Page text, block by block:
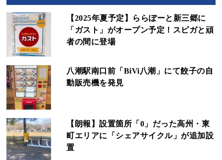
【2025年夏予定】ららぽーと新三郷に
「ガスト」がオープン予定！スピガと頑
者の間に登場
八潮駅南口前「BiVi八潮」にて餃子の自
動販売機を発見
【朗報】設置箇所「0」だった高州・東
町エリアに「シェアサイクル」が追加設
置